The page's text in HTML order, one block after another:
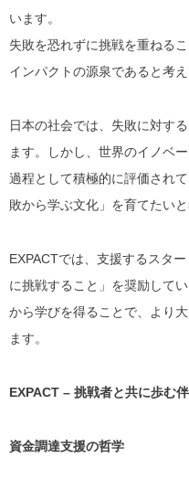
います。
失敗を恐れずに挑戦を重ねる
インパクトの源泉であると考え
日本の社会では、失敗に対す
ます。しかし、世界のイノベ
過程として積極的に評価され
敗から学ぶ文化」を育てたいと
EXPACTでは、支援するスタ
に挑戦すること」を奨励して
から学びを得ることで、より
ます。
EXPACT – 挑戦者と共に歩む
資金調達支援の哲学